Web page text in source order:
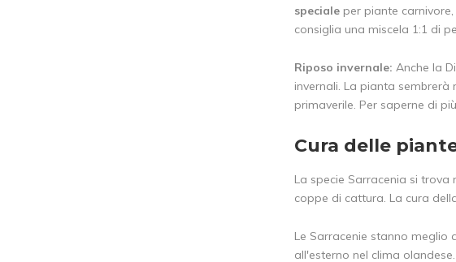
speciale per piante
consiglia una miscela 1:1 di
Riposo invernale: Anche la
invernali. La pianta
primaverile. Per saperne di
Cura delle
La specie Sarracenia si
coppe di cattura. La cura
Le Sarracenie stanno meglio
all'esterno nel clima